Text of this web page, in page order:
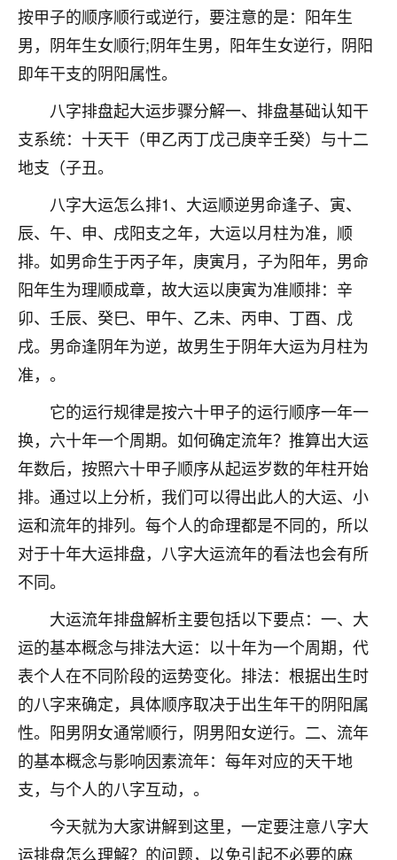
按甲子的顺序顺行或逆行，要注意的是：阳年生
男，阴年生女顺行;阴年生男，阳年生女逆行，阴阳
即年干支的阴阳属性。
八字排盘起大运步骤分解一、排盘基础认知干
支系统：十天干（甲乙丙丁戊己庚辛壬癸）与十二
地支（子丑。
八字大运怎么排1、大运顺逆男命逢子、寅、
辰、午、申、戌阳支之年，大运以月柱为准，顺
排。如男命生于丙子年，庚寅月，子为阳年，男命
阳年生为理顺成章，故大运以庚寅为准顺排：辛
卯、壬辰、癸巳、甲午、乙未、丙申、丁酉、戊
戌。男命逢阴年为逆，故男生于阴年大运为月柱为
准，。
它的运行规律是按六十甲子的运行顺序一年一
换，六十年一个周期。如何确定流年？推算出大运
年数后，按照六十甲子顺序从起运岁数的年柱开始
排。通过以上分析，我们可以得出此人的大运、小
运和流年的排列。每个人的命理都是不同的，所以
对于十年大运排盘，八字大运流年的看法也会有所
不同。
大运流年排盘解析主要包括以下要点：一、大
运的基本概念与排法大运：以十年为一个周期，代
表个人在不同阶段的运势变化。排法：根据出生时
的八字来确定，具体顺序取决于出生年干的阴阳属
性。阳男阴女通常顺行，阴男阳女逆行。二、流年
的基本概念与影响因素流年：每年对应的天干地
支，与个人的八字互动，。
今天就为大家讲解到这里，一定要注意八字大
运排盘怎么理解？的问题，以免引起不必要的麻
金白水清
我也想找老师看看，有没有人给个联系方式的啊？
鹿森：慧来老师微信：gjsy0624
1天前 来自江西 12
青春168
2天前 来自山西 15
Jessica李
老师做不做超度法事？我想给我奶奶做超度，她今年
刚去世了。
七零老顽童 ：我母亲前年离世，刚开始我经常
做梦梦见她，后来也是朋友介绍，找到慧来老
了，一开始是半信半疑的，图个心安，给亡母
超度，现在看来，人不信也不行。
2天前 来自云南 11
优秀的张同学
老师收徒吗？？我对这些很感兴趣
2天前 来自山西 15